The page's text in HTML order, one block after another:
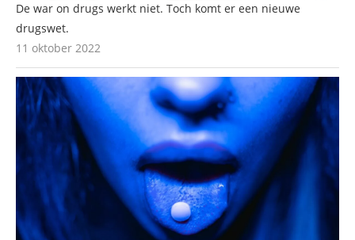
De war on drugs werkt niet. Toch komt er een nieuwe
drugswet.
11 oktober 2022